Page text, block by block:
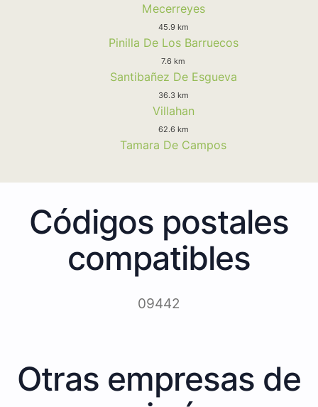
Mecerreyes
45.9 km
Pinilla De Los Barruecos
7.6 km
Santibañez De Esgueva
36.3 km
Villahan
62.6 km
Tamara De Campos
Códigos postales
compatibles
09442
Otras empresas de